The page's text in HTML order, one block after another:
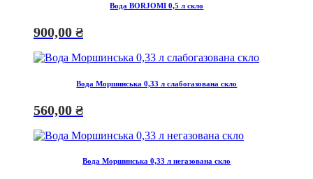
Вода BORJOMI 0,5 л скло
900,00 ₴
Вода Моршинська 0,33 л слабогазована скло
560,00 ₴
Вода Моршинська 0,33 л негазована скло